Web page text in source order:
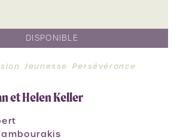
DISPONIBLE
Jeunesse
Persévérance
et Helen Keller